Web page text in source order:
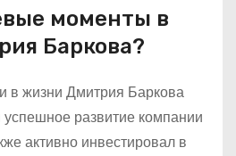
моменты в
Баркова?
жизни Дмитрия Баркова
успешное развитие компании
активно инвестировал в